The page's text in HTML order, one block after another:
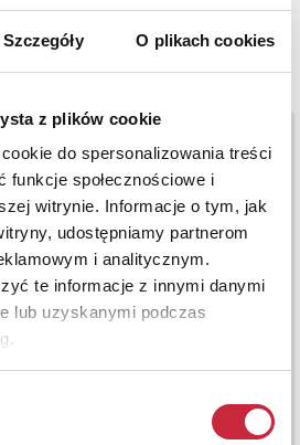
Szczegóły O plikach cookies
z plików cookie
do spersonalizowania treści
funkcje społecznościowe i
witrynie. Informacje o tym, jak
udostępniamy partnerom
i analitycznym.
te informacje z innymi danymi
lub uzyskanymi podczas